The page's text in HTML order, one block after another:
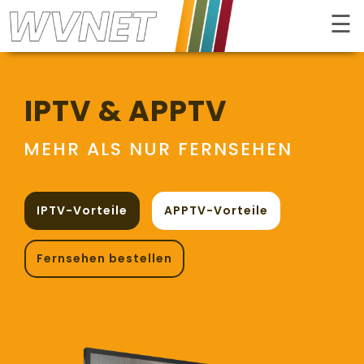
Kontrast
☰
IPTV & APPTV
MEHR ALS NUR FERNSEHEN
IPTV-Vorteile APPTV-Vorteile
Fernsehen bestellen